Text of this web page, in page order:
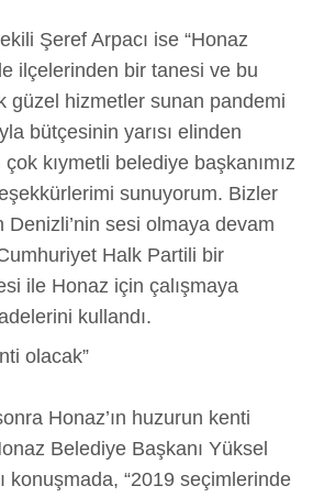
Şeref Arpacı ise “Honaz
ilçelerinden bir tanesi ve bu
güzel hizmetler sunan pandemi
bütçesinin yarısı elinden
kıymetli belediye başkanımız
sunuyorum. Bizler
Denizli’nin sesi olmaya devam
Halk Partili bir
ile Honaz için çalışmaya
kullandı.
olacak”
Honaz’ın huzurun kenti
Belediye Başkanı Yüksel
konuşmada, “2019 seçimlerinde